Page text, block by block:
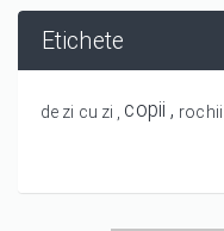
Etichete
de zi cu zi copii rochii